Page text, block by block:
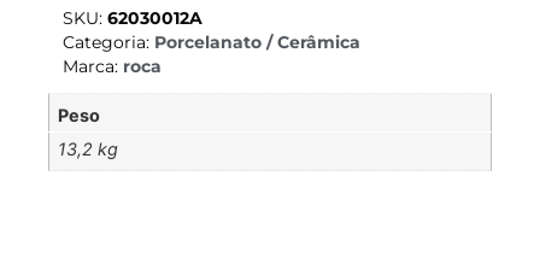
SKU: 62030012A
Categoria: Porcelanato / Cerâmica
Marca: roca
Peso
13,2 kg